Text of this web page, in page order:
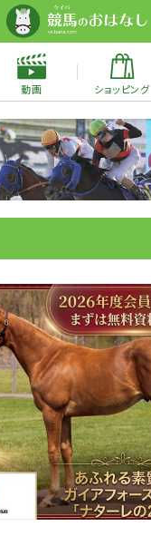
動画 ショッピング